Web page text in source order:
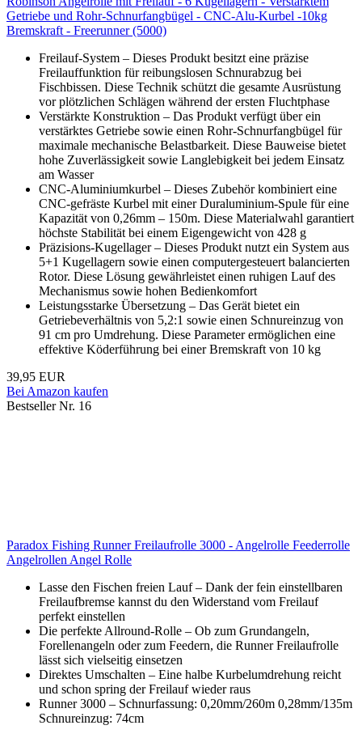
Getriebe und Rohr-Schnurfangbügel - CNC-Alu-Kurbel -10kg
Bremskraft - Freerunner (5000)
Freilauf-System – Dieses Produkt besitzt eine präzise
Freilauffunktion für reibungslosen Schnurabzug bei
Fischbissen. Diese Technik schützt die gesamte Ausrüstung
vor plötzlichen Schlägen während der ersten Fluchtphase
Verstärkte Konstruktion – Das Produkt verfügt über ein
verstärktes Getriebe sowie einen Rohr-Schnurfangbügel für
maximale mechanische Belastbarkeit. Diese Bauweise bietet
hohe Zuverlässigkeit sowie Langlebigkeit bei jedem Einsatz
am Wasser
CNC-Aluminiumkurbel – Dieses Zubehör kombiniert eine
CNC-gefräste Kurbel mit einer Duraluminium-Spule für eine
Kapazität von 0,26mm – 150m. Diese Materialwahl garantiert
höchste Stabilität bei einem Eigengewicht von 428 g
Präzisions-Kugellager – Dieses Produkt nutzt ein System aus
5+1 Kugellagern sowie einen computergesteuert balancierten
Rotor. Diese Lösung gewährleistet einen ruhigen Lauf des
Mechanismus sowie hohen Bedienkomfort
Leistungsstarke Übersetzung – Das Gerät bietet ein
Getriebeverhältnis von 5,2:1 sowie einen Schnureinzug von
91 cm pro Umdrehung. Diese Parameter ermöglichen eine
effektive Köderführung bei einer Bremskraft von 10 kg
39,95 EUR
Bei Amazon kaufen
Bestseller Nr. 16
Paradox Fishing Runner Freilaufrolle 3000 - Angelrolle Feederrolle
Angelrollen Angel Rolle
Lasse den Fischen freien Lauf – Dank der fein einstellbaren
Freilaufbremse kannst du den Widerstand vom Freilauf
perfekt einstellen
Die perfekte Allround-Rolle – Ob zum Grundangeln,
Forellenangeln oder zum Feedern, die Runner Freilaufrolle
lässt sich vielseitig einsetzen
Direktes Umschalten – Eine halbe Kurbelumdrehung reicht
und schon spring der Freilauf wieder raus
Runner 3000 – Schnurfassung: 0,20mm/260m 0,28mm/135m
Schnureinzug: 74cm